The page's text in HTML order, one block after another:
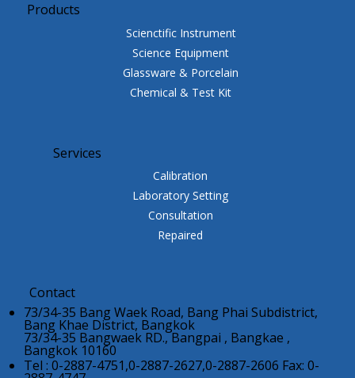
Products
Scienctific Instrument
Science Equipment
Glassware & Porcelain
Chemical & Test Kit
Services
Calibration
Laboratory Setting
Consultation
Repaired
Contact
73/34-35 Bang Waek Road, Bang Phai Subdistrict,
Bang Khae District, Bangkok
73/34-35 Bangwaek RD., Bangpai , Bangkae ,
Bangkok 10160
Tel : 0-2887-4751,0-2887-2627,0-2887-2606 Fax: 0-